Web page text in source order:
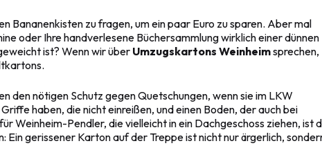
Bananenkisten zu fragen, um ein paar Euro zu sparen. Aber mal
oder Ihre handverlesene Büchersammlung wirklich einer dünnen
ist? Wenn wir über Umzugskartons Weinheimsprechen,
den nötigen Schutz gegen Quetschungen, wenn sie im LKW
haben, die nicht einreißen, und einen Boden, der auch bei
Weinheim-Pendler, die vielleicht in ein Dachgeschoss ziehen, ist
Ein gerissener Karton auf der Treppe ist nicht nur ärgerlich,